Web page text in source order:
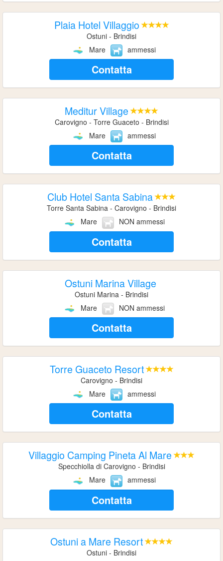
Plaia Hotel Villaggio
Ostuni - Brindisi
Mare
ammessi
Contatta
Meditur Village
Carovigno - Torre Guaceto - Brindisi
Mare
ammessi
Contatta
Club Hotel Santa Sabina
Torre Santa Sabina - Carovigno - Brindisi
Mare
NON ammessi
Contatta
Ostuni Marina Village
Ostuni Marina - Brindisi
Mare
NON ammessi
Contatta
Torre Guaceto Resort
Carovigno - Brindisi
Mare
ammessi
Contatta
Villaggio Camping Pineta Al Mare
Specchiolla di Carovigno - Brindisi
Mare
ammessi
Contatta
Ostuni a Mare Resort
Ostuni - Brindisi